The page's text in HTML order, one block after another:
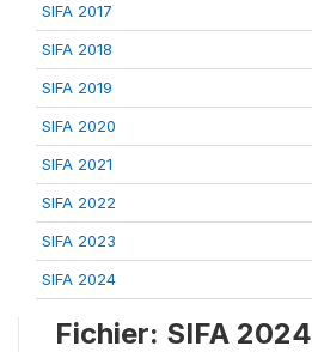
SIFA 2017
SIFA 2018
SIFA 2019
SIFA 2020
SIFA 2021
SIFA 2022
SIFA 2023
SIFA 2024
Fichier: SIFA 2024